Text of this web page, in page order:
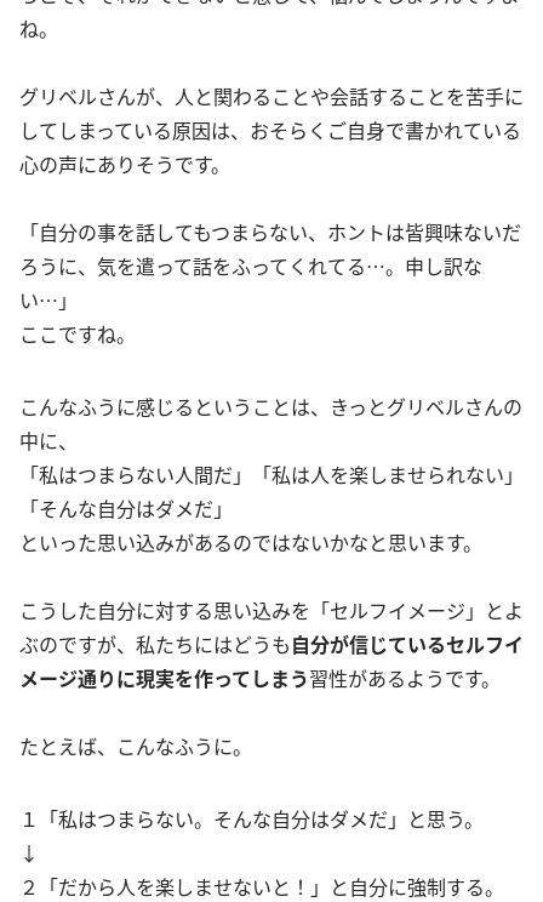
ね。
グリベルさんが、人と関わることや会話することを苦手に
してしまっている原因は、おそらくご自身で書かれている
心の声にありそうです。
「自分の事を話してもつまらない、ホントは皆興味ないだ
ろうに、気を遣って話をふってくれてる…。申し訳な
い…」
ここですね。
こんなふうに感じるということは、きっとグリベルさんの
中に、
「私はつまらない人間だ」「私は人を楽しませられない」
「そんな自分はダメだ」
といった思い込みがあるのではないかなと思います。
こうした自分に対する思い込みを「セルフイメージ」とよ
ぶのですが、私たちにはどうも自分が信じているセルフイ
メージ通りに現実を作ってしまう習性があるようです。
たとえば、こんなふうに。
１「私はつまらない。そんな自分はダメだ」と思う。
↓
２「だから人を楽しませないと！」と自分に強制する。